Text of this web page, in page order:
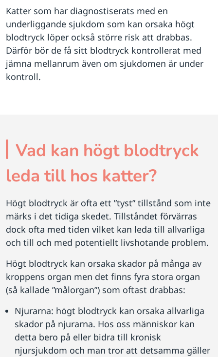
Katter som har diagnostiserats med en
underliggande sjukdom som kan orsaka högt
blodtryck löper också större risk att drabbas.
Därför bör de få sitt blodtryck kontrollerat med
jämna mellanrum även om sjukdomen är under
kontroll.
Vad kan högt blodtryck
leda till hos katter?
Högt blodtryck är ofta ett ”tyst” tillstånd som inte
märks i det tidiga skedet. Tillståndet förvärras
dock ofta med tiden vilket kan leda till allvarliga
och till och med potentiellt livshotande problem.
Högt blodtryck kan orsaka skador på många av
kroppens organ men det finns fyra stora organ
(så kallade ”målorgan”) som oftast drabbas:
Njurarna: högt blodtryck kan orsaka allvarliga
skador på njurarna. Hos oss människor kan
detta bero på eller bidra till kronisk
njursjukdom och man tror att detsamma gäller